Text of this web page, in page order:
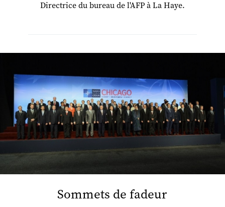
Directrice du bureau de l'AFP à La Haye.
Sommets de fadeur